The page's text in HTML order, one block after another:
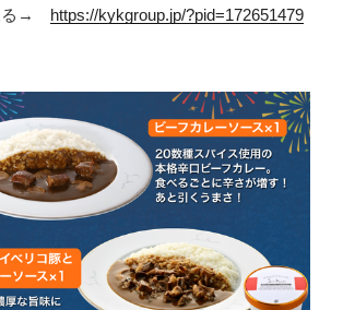
る→ https://kykgroup.jp/?pid=172651479